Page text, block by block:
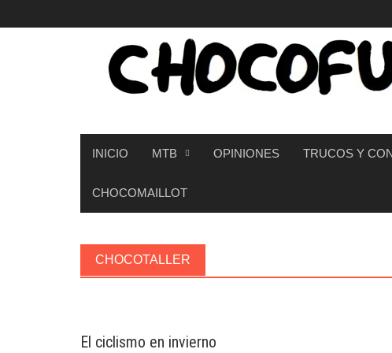
al
INICIO MTB OPINIONES TRUCOS Y
CHOCOMAILLOT
CHOCOTALLER
El ciclismo en invierno